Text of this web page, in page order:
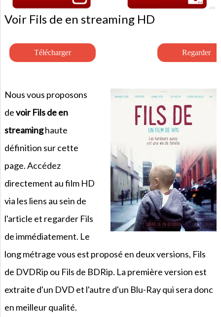
Voir Fils de en streaming HD
Nous vous proposons
devoir Fils de en
streaminghaute
définition sur cette
page. Accédez
directement au film HD
via les liens au sein de
l'article et regarder Fils
de immédiatement. Le
long métrage vous est proposé en deux versions, Fils
de DVDRip ou Fils de BDRip. La première version est
extraite d'un DVD et l'autre d'un Blu-Ray qui sera donc
en meilleur qualité.